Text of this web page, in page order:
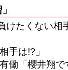
けたくない相
手は!?」
働「櫻井翔で